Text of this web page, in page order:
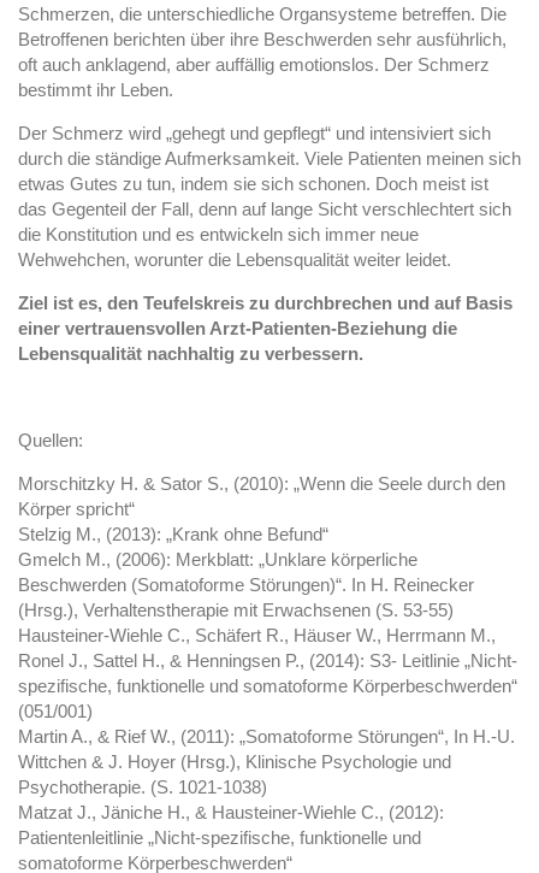
Schmerzen, die unterschiedliche Organsysteme betreffen. Die
Betroffenen berichten über ihre Beschwerden sehr ausführlich,
oft auch anklagend, aber auffällig emotionslos. Der Schmerz
bestimmt ihr Leben.
Der Schmerz wird „gehegt und gepflegt“ und intensiviert sich
durch die ständige Aufmerksamkeit. Viele Patienten meinen sich
etwas Gutes zu tun, indem sie sich schonen. Doch meist ist
das Gegenteil der Fall, denn auf lange Sicht verschlechtert sich
die Konstitution und es entwickeln sich immer neue
Wehwehchen, worunter die Lebensqualität weiter leidet.
Ziel ist es, den Teufelskreis zu durchbrechen und auf Basis
einer vertrauensvollen Arzt-Patienten-Beziehung die
Lebensqualität nachhaltig zu verbessern.
Quellen:
Morschitzky H. & Sator S., (2010): „Wenn die Seele durch den
Körper spricht“
Stelzig M., (2013): „Krank ohne Befund“
Gmelch M., (2006): Merkblatt: „Unklare körperliche
Beschwerden (Somatoforme Störungen)“. In H. Reinecker
(Hrsg.), Verhaltenstherapie mit Erwachsenen (S. 53-55)
Hausteiner-Wiehle C., Schäfert R., Häuser W., Herrmann M.,
Ronel J., Sattel H., & Henningsen P., (2014): S3- Leitlinie „Nicht-
spezifische, funktionelle und somatoforme Körperbeschwerden“
(051/001)
Martin A., & Rief W., (2011): „Somatoforme Störungen“, In H.-U.
Wittchen & J. Hoyer (Hrsg.), Klinische Psychologie und
Psychotherapie. (S. 1021-1038)
Matzat J., Jäniche H., & Hausteiner-Wiehle C., (2012):
Patientenleitlinie „Nicht-spezifische, funktionelle und
somatoforme Körperbeschwerden“